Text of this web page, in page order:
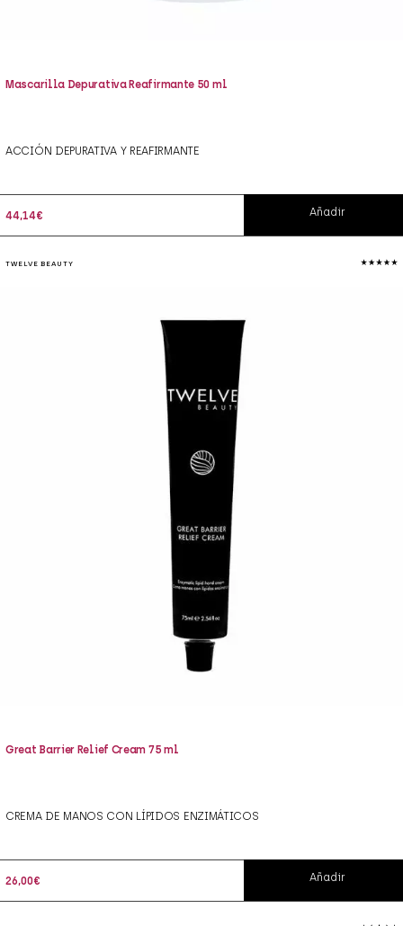
Mascarilla Depurativa Reafirmante 50 ml
ACCIÓN DEPURATIVA Y REAFIRMANTE
44,14€ Añadir
TWELVE BEAUTY
Great Barrier Relief Cream 75 ml
CREMA DE MANOS CON LÍPIDOS ENZIMÁTICOS
26,00€ Añadir